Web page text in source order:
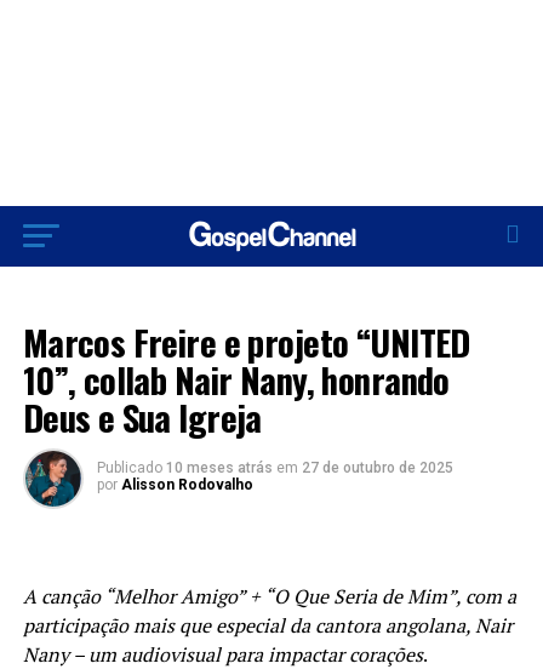
Marcos Freire e projeto “UNITED
10”, collab Nair Nany, honrando
Deus e Sua Igreja
Publicado 10 meses atrás em 27 de outubro de 2025
por Alisson Rodovalho
A canção “Melhor Amigo” + “O Que Seria de Mim”, com a
participação mais que especial da cantora angolana, Nair
Nany – um audiovisual para impactar corações.